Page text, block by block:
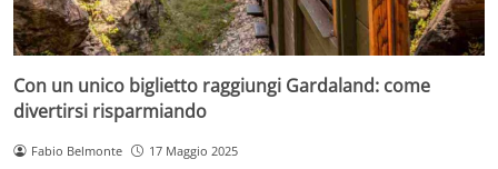
Con un unico biglietto raggiungi Gardaland: come
divertirsi risparmiando
Fabio Belmonte 17 Maggio 2025